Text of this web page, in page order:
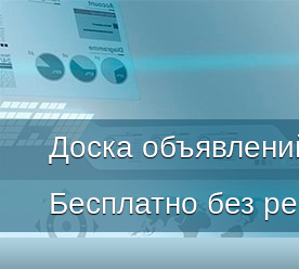
Доска
Бесплатно без